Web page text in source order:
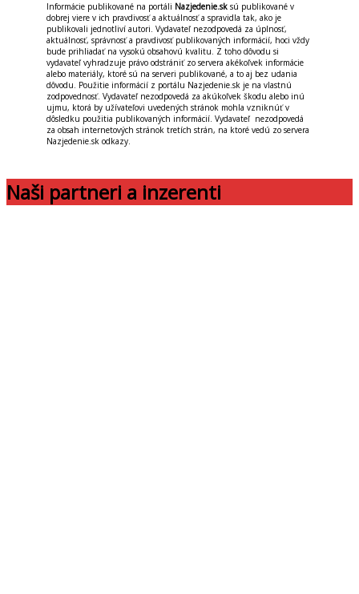
Informácie publikované na portáli Nazjedenie.sk sú publikované v
dobrej viere v ich pravdivosť a aktuálnosť a spravidla tak, ako je
publikovali jednotliví autori. Vydavateľ nezodpovedá za úplnosť,
aktuálnosť, správnosť a pravdivosť publikovaných informácií, hoci vždy
bude prihliadať na vysokú obsahovú kvalitu. Z toho dôvodu si
vydavateľ vyhradzuje právo odstrániť zo servera akékoľvek informácie
alebo materiály, ktoré sú na serveri publikované, a to aj bez udania
dôvodu. Použitie informácií z portálu Nazjedenie.sk je na vlastnú
zodpovednosť. Vydavateľ nezodpovedá za akúkoľvek škodu alebo inú
ujmu, ktorá by užívateľovi uvedených stránok mohla vzniknúť v
dôsledku použitia publikovaných informácií. Vydavateľ nezodpovedá
za obsah internetových stránok tretích strán, na ktoré vedú zo servera
Nazjedenie.sk odkazy.
Naši partneri a inzerenti